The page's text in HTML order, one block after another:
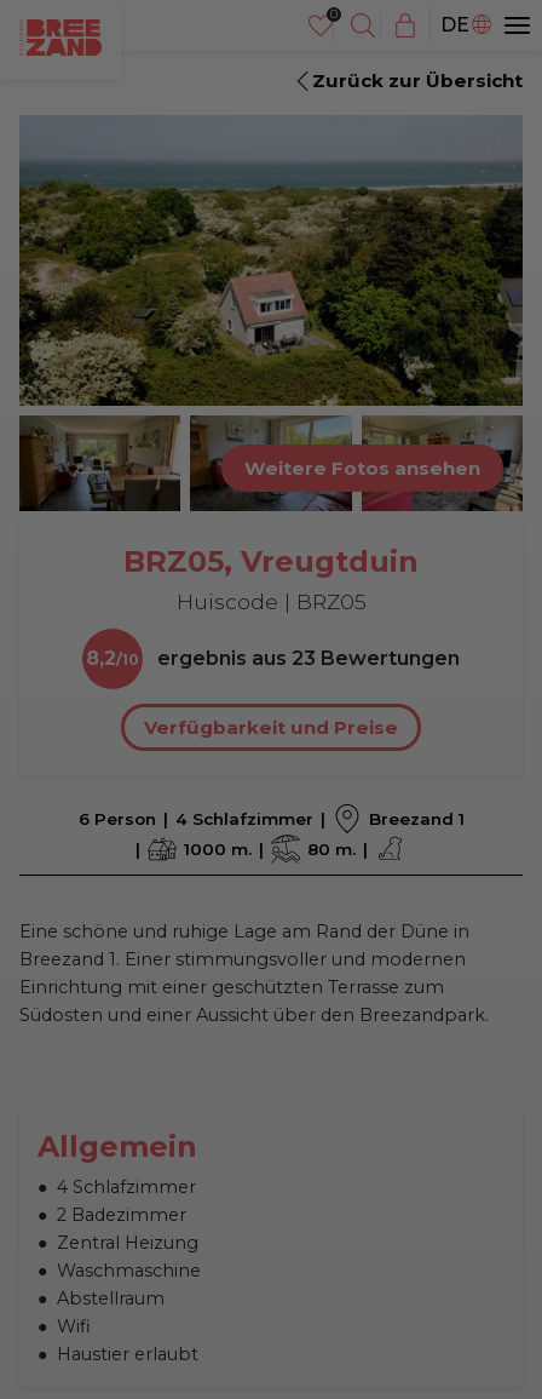
DE
NL
EN
Zurück zur Übersicht
Weitere Fotos ansehen
BRZ05, Vreugtduin
Huiscode | BRZ05
8,2 ergebnis aus 23 Bewertungen
Verfügbarkeit und Preise
6 Person 4 Schlafzimmer
Breezand 1
1000 m.
80 m.
Eine schöne und ruhige Lage am Rand der Düne in
Breezand 1. Einer stimmungsvoller und modernen
Einrichtung mit einer geschützten Terrasse zum
Südosten und einer Aussicht über den Breezandpark.
Allgemein
4 Schlafzimmer
2 Badezimmer
Zentral Heizung
Waschmaschine
Abstellraum
Wifi
Haustier erlaubt